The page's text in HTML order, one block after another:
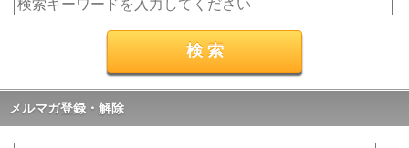
メルマガ登録・解除